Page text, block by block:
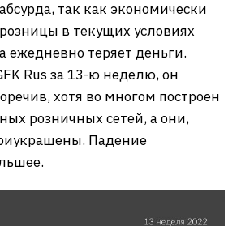
так как экономически
в текущих условиях
ежедневно теряет деньги.
Rus за 13-ю неделю, он
хотя во многом построен
розничных сетей, а они,
Падение